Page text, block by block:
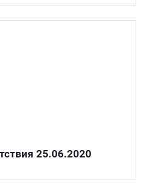
25.06.2020